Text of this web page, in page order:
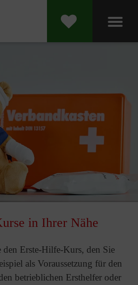
in Ihrer Nähe
den Erste-Hilfe-Kurs, den Sie
als Voraussetzung für den
betrieblichen Ersthelfer oder